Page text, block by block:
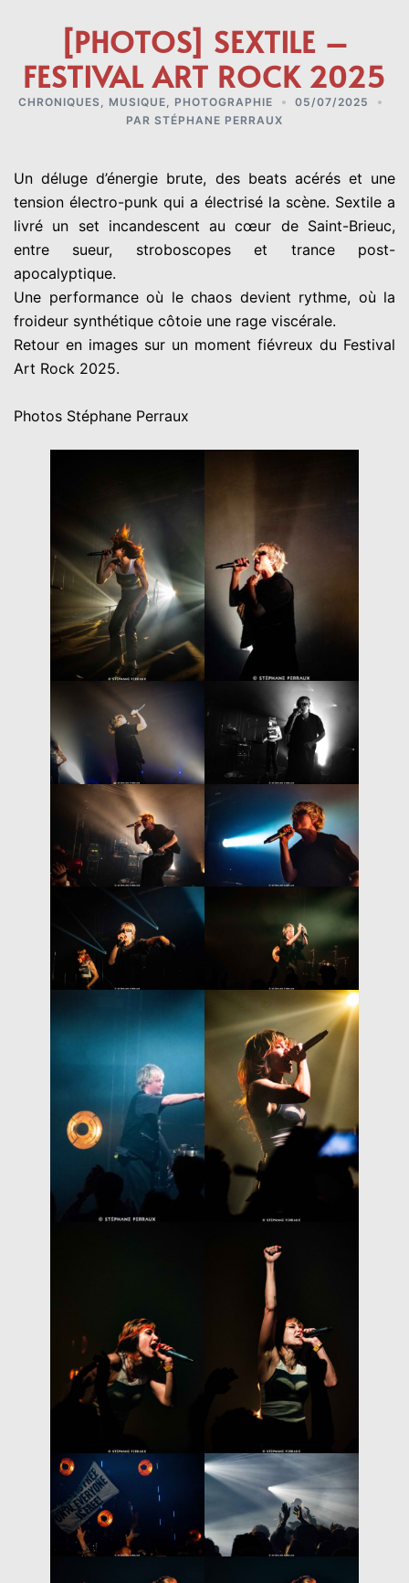
[PHOTOS] SEXTILE –
FESTIVAL ART ROCK 2025
CHRONIQUES MUSIQUE PHOTOGRAPHIE
05/07/2025
PAR STÉPHANE PERRAUX
Un déluge d’énergie brute, des beats acérés et une
tension électro-punk qui a électrisé la scène. Sextile a
livré un set incandescent au cœur de Saint-Brieuc,
entre sueur, stroboscopes et trance post-
apocalyptique.
Une performance où le chaos devient rythme, où la
froideur synthétique côtoie une rage viscérale.
Retour en images sur un moment fiévreux du Festival
Art Rock 2025.
Photos Stéphane Perraux